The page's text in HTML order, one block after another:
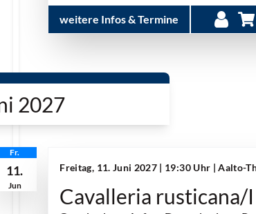
weitere Infos & Termine
2027
Fr.
11.
Jun
Freitag, 11. Juni 2027 | 19:30 Uhr | Aalto-
Cavalleria rusticana/I